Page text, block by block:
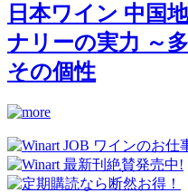
日本ワイン 中国
ナリーの実力 ～
その個性